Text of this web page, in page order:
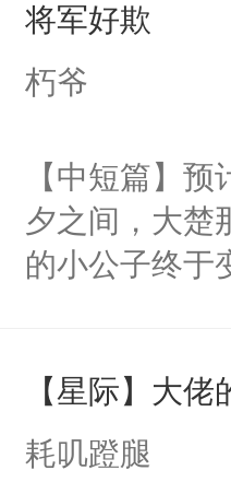
妄。当他看到
白，这一切终
子，门下所
杀了同为魔
绝于师门前。
了当年。回到
道吗？大师
二师兄了。
忘记了对二师
将军好欺
朽爷
【中短篇】
夕之间，大楚
的小公子终于
的人。宁渊
子：“求你大
【星际】大
耗叽蹬腿